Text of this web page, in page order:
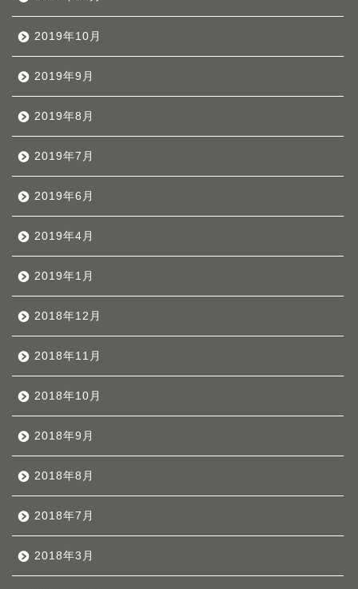
2019年10月
2019年9月
2019年8月
2019年7月
2019年6月
2019年4月
2019年1月
2018年12月
2018年11月
2018年10月
2018年9月
2018年8月
2018年7月
2018年3月